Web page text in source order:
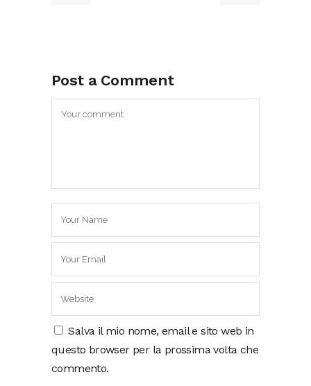
Post a Comment
Salva il mio nome, email e sito web in
questo browser per la prossima volta che
commento.